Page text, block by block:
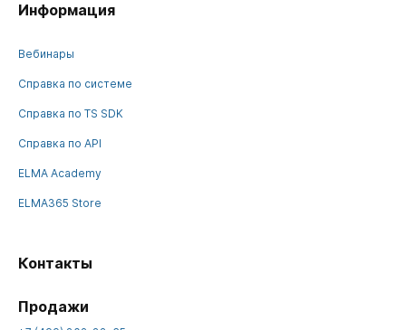
Информация
Вебинары
Справка по системе
Справка по TS SDK
Справка по API
ELMA Academy
ELMA365 Store
Контакты
Продажи